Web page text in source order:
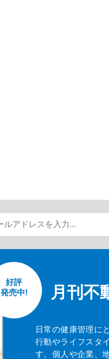
月刊不
好評
発売中!
日常の健康管理に
行動やライフスタ
す。個人や企業、